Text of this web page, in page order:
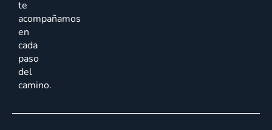
te
acompañamos
en
cada
paso
del
camino.